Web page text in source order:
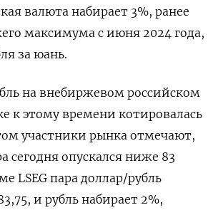
валюта набирает 3%, ранее
максимума с июня 2024 года,
за юань.
на внебиржевом российском
к этому времени котировалась
участники рынка отмечают,
сегодня опускался ниже 83
LSEG пара доллар/рубль
и рубль набирает 2%,